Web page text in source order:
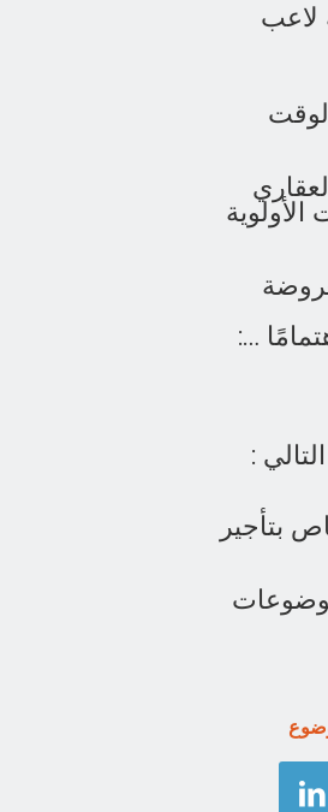
لاعب
…:
:
بتأجير